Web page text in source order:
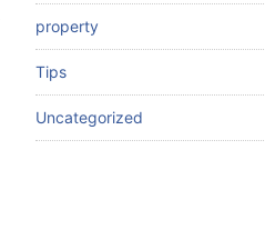
property
Tips
Uncategorized